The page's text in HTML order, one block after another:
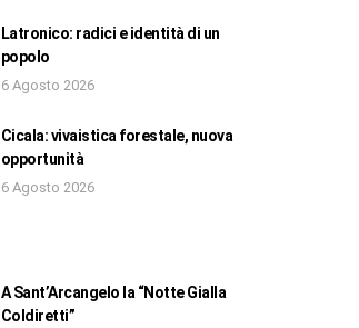
Latronico: radici e identità di un
popolo
6 Agosto 2026
Cicala: vivaistica forestale, nuova
opportunità
6 Agosto 2026
A Sant’Arcangelo la “Notte Gialla
Coldiretti”